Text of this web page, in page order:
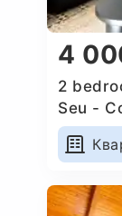
4
2
Seu -